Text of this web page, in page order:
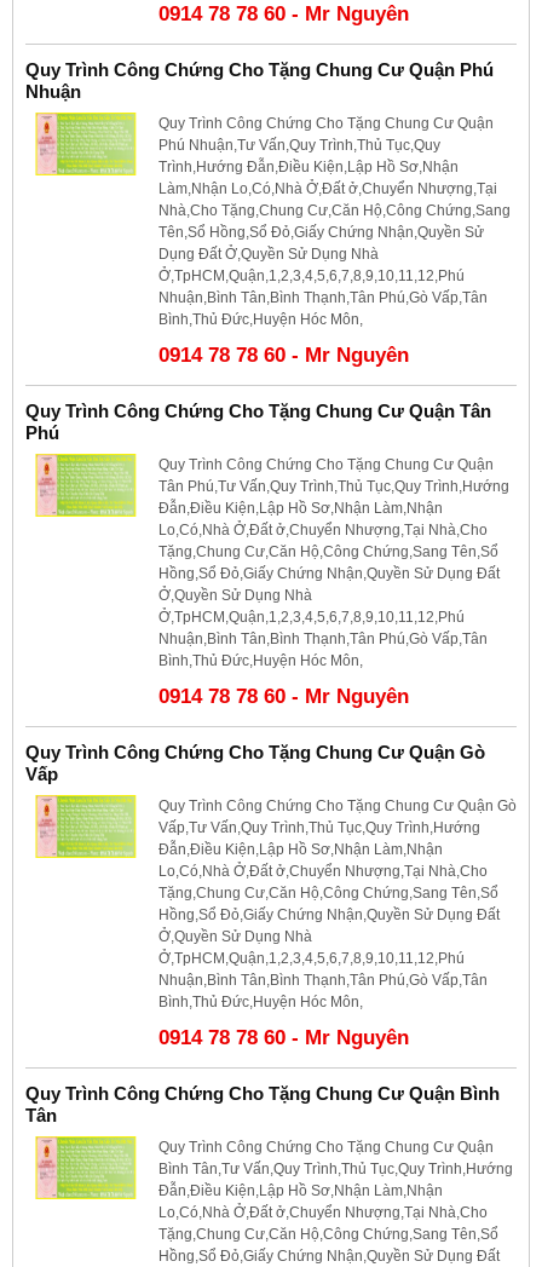
0914 78 78 60 - Mr Nguyên
Quy Trình Công Chứng Cho Tặng Chung Cư Quận Phú
Nhuận
Quy Trình Công Chứng Cho Tặng Chung Cư Quận
Phú Nhuận,Tư Vấn,Quy Trình,Thủ Tục,Quy
Trình,Hướng Đẫn,Điều Kiện,Lập Hồ Sơ,Nhận
Làm,Nhận Lo,Có,Nhà Ở,Đất ở,Chuyển Nhượng,Tại
Nhà,Cho Tặng,Chung Cư,Căn Hộ,Công Chứng,Sang
Tên,Sổ Hồng,Sổ Đỏ,Giấy Chứng Nhận,Quyền Sử
Dụng Đất Ở,Quyền Sử Dụng Nhà
Ở,TpHCM,Quận,1,2,3,4,5,6,7,8,9,10,11,12,Phú
Nhuận,Bình Tân,Bình Thạnh,Tân Phú,Gò Vấp,Tân
Bình,Thủ Đức,Huyện Hóc Môn,
0914 78 78 60 - Mr Nguyên
Quy Trình Công Chứng Cho Tặng Chung Cư Quận Tân
Phú
Quy Trình Công Chứng Cho Tặng Chung Cư Quận
Tân Phú,Tư Vấn,Quy Trình,Thủ Tục,Quy Trình,Hướng
Đẫn,Điều Kiện,Lập Hồ Sơ,Nhận Làm,Nhận
Lo,Có,Nhà Ở,Đất ở,Chuyển Nhượng,Tại Nhà,Cho
Tặng,Chung Cư,Căn Hộ,Công Chứng,Sang Tên,Sổ
Hồng,Sổ Đỏ,Giấy Chứng Nhận,Quyền Sử Dụng Đất
Ở,Quyền Sử Dụng Nhà
Ở,TpHCM,Quận,1,2,3,4,5,6,7,8,9,10,11,12,Phú
Nhuận,Bình Tân,Bình Thạnh,Tân Phú,Gò Vấp,Tân
Bình,Thủ Đức,Huyện Hóc Môn,
0914 78 78 60 - Mr Nguyên
Quy Trình Công Chứng Cho Tặng Chung Cư Quận Gò
Vấp
Quy Trình Công Chứng Cho Tặng Chung Cư Quận Gò
Vấp,Tư Vấn,Quy Trình,Thủ Tục,Quy Trình,Hướng
Đẫn,Điều Kiện,Lập Hồ Sơ,Nhận Làm,Nhận
Lo,Có,Nhà Ở,Đất ở,Chuyển Nhượng,Tại Nhà,Cho
Tặng,Chung Cư,Căn Hộ,Công Chứng,Sang Tên,Sổ
Hồng,Sổ Đỏ,Giấy Chứng Nhận,Quyền Sử Dụng Đất
Ở,Quyền Sử Dụng Nhà
Ở,TpHCM,Quận,1,2,3,4,5,6,7,8,9,10,11,12,Phú
Nhuận,Bình Tân,Bình Thạnh,Tân Phú,Gò Vấp,Tân
Bình,Thủ Đức,Huyện Hóc Môn,
0914 78 78 60 - Mr Nguyên
Quy Trình Công Chứng Cho Tặng Chung Cư Quận Bình
Tân
Quy Trình Công Chứng Cho Tặng Chung Cư Quận
Bình Tân,Tư Vấn,Quy Trình,Thủ Tục,Quy Trình,Hướng
Đẫn,Điều Kiện,Lập Hồ Sơ,Nhận Làm,Nhận
Lo,Có,Nhà Ở,Đất ở,Chuyển Nhượng,Tại Nhà,Cho
Tặng,Chung Cư,Căn Hộ,Công Chứng,Sang Tên,Sổ
Hồng,Sổ Đỏ,Giấy Chứng Nhận,Quyền Sử Dụng Đất